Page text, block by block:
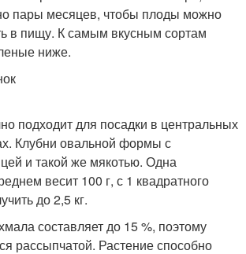
пары месяцев, чтобы плоды можно
в пищу. К самым вкусным сортам
ниже.
подходит для посадки в центральных
Клубни овальной формы с
и такой же мякотью. Одна
весит 100 г, с 1 квадратного
до 2,5 кг.
составляет до 15 %, поэтому
рассыпчатой. Растение способно